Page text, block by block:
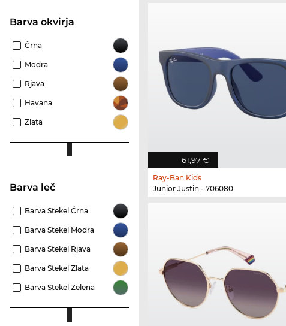
Barva okvirja
Črna
Modra
Rjava
Havana
Zlata
Barva leč
Barva Stekel Črna
Barva Stekel Modra
Barva Stekel Rjava
Barva Stekel Zlata
Barva Stekel Zelena
61,97 €
Ray-Ban Kids
Junior Justin - 706080